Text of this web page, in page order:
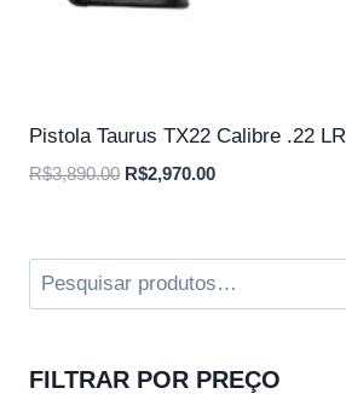
Pistola Taurus TX22 Calibre .22 LR
R$3,890.00 O
era:
R$3,890.00.
R$2,970.00O
é:
R$2,970.00.
Pesquisar
por:
FILTRAR POR PREÇO